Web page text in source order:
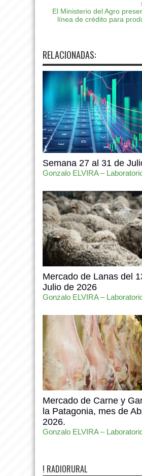
El Ministerio del Agro
línea de crédito para
RELACIONADAS:
Semana 27 al 31 de
Gonzalo ELVIRA –
Mercado de Lanas del
Julio de 2026
Gonzalo ELVIRA –
Mercado de Carne y
la Patagonia, mes de
2026.
Gonzalo ELVIRA –
! RADIORURAL